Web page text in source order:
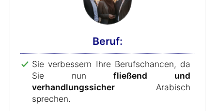
Beruf:
Sie verbessern Ihre Berufschancen, da
Sie nunfließend und
verhandlungssicher Arabisch
sprechen.